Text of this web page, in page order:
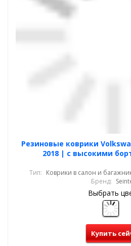
Резиновые коврики
2018 | с высокими
Тип: Коврики в салон и
Бренд:
Выбрать
Купить